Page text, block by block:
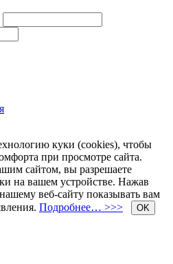
куки (cookies), чтобы
при просмотре сайта.
сайтом, вы разрешаете
на вашем устройстве. Нажав
веб-сайту показывать вам
Подробнее… >>> OK